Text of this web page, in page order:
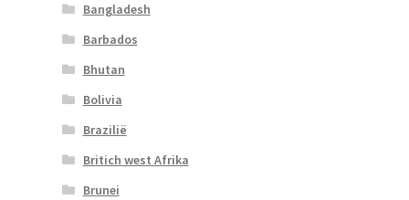
Bangladesh
Barbados
Bhutan
Bolivia
Brazilië
Britich west Afrika
Brunei